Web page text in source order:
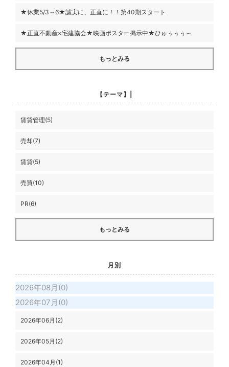
★休業5/3～6★誠実に、正直に！！第40期スタート
★正直不動産×宅建協会★映画ポスター掲示中★ひゅぅぅぅ～
もっとみる
【テーマ】|
賃貸管理(5)
売却(7)
賃貸(5)
売買(10)
PR(6)
もっとみる
月別
2026年08月(0)
2026年07月(0)
2026年06月(2)
2026年05月(2)
2026年04月(1)